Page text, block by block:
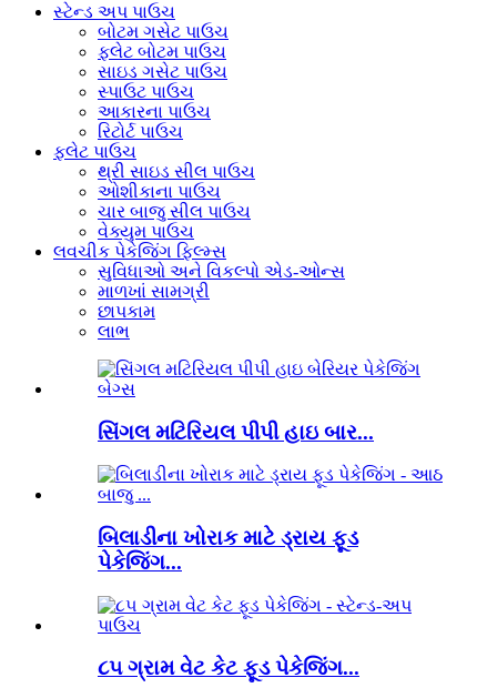
સ્ટેન્ડ અપ પાઉચ
બોટમ ગસેટ પાઉચ
ફ્લેટ બોટમ પાઉચ
સાઇડ ગસેટ પાઉચ
સ્પાઉટ પાઉચ
આકારના પાઉચ
રિટોર્ટ પાઉચ
ફ્લેટ પાઉચ
થ્રી સાઇડ સીલ પાઉચ
ઓશીકાના પાઉચ
ચાર બાજુ સીલ પાઉચ
વેક્યુમ પાઉચ
લવચીક પેકેજિંગ ફિલ્મ્સ
સુવિધાઓ અને વિકલ્પો એડ-ઓન્સ
માળખાં સામગ્રી
છાપકામ
લાભ
સિંગલ મટિરિયલ પીપી હાઇ બાર...
બિલાડીના ખોરાક માટે ડ્રાય ફૂડ
પેકેજિંગ...
૮૫ ગ્રામ વેટ કેટ ફૂડ પેકેજિંગ...